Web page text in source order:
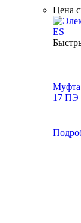
Цена
Муфта
17 ПЭ